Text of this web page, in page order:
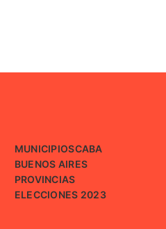
MUNICIPIOSCABA
BUENOS AIRES
PROVINCIAS
ELECCIONES 2023